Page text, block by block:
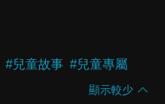
#兒童故事 #兒童專屬
顯示較少